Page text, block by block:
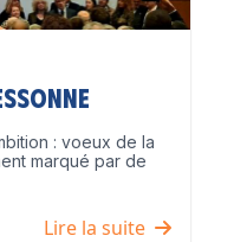
: voeux de la
marqué par de
Lire la suite